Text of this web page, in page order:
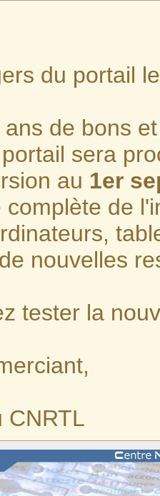
du portail
de bons
sera
au 1er
complète de
nouvelles
tester la
CNRTL